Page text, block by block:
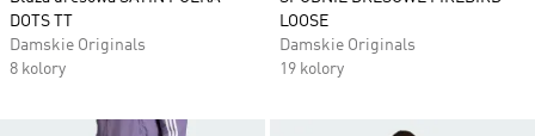
DOTS TT
Damskie Originals
8 kolory
LOOSE
Damskie Originals
19 kolory